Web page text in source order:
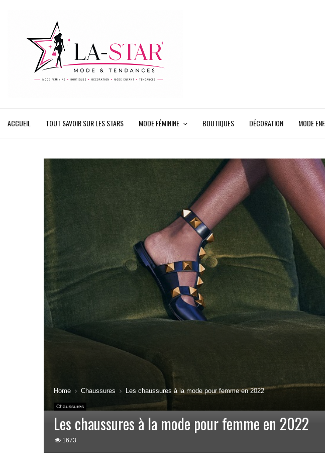
ACCUEIL TOUT SAVOIR SUR LES STARS MODE FÉMININE BOUTIQUES DÉCORATION MODE
Home Chaussures Les chaussures à la mode pour femme en 2022
Chaussures
Les chaussures à la mode pour femme en 2022
1673